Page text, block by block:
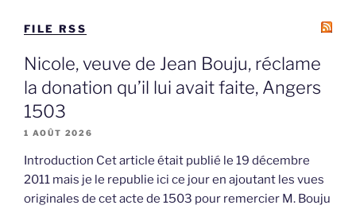
FILE RSS
Nicole, veuve de Jean Bouju, réclame
la donation qu’il lui avait faite, Angers
1503
1 AOÛT 2026
Introduction Cet article était publié le 19 décembre
2011 mais je le republie ici ce jour en ajoutant les vues
originales de cet acte de 1503 pour remercier M. Bouju